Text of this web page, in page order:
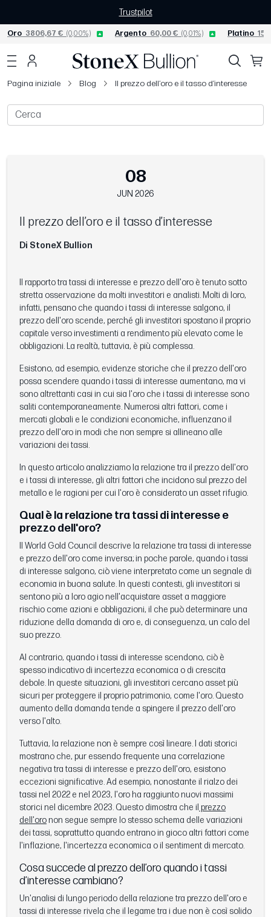
Trustpilot
Oro 3806,67 € (0,00%) Argento 60,00 € (0,01%) Platino
Pagina iniziale Blog Il prezzo dell’oro e il tasso d’interesse
08
JUN 2026
Il prezzo dell’oro e il tasso d’interesse
Di StoneX Bullion
Il rapporto tra tassi di interesse e prezzo dell'oro è tenuto sotto
stretta osservazione da molti investitori e analisti. Molti di loro,
infatti, pensano che quando i tassi di interesse salgono, il
prezzo dell'oro scende, perché gli investitori spostano il proprio
capitale verso investimenti a rendimento più elevato come le
obbligazioni. La realtà, tuttavia, è più complessa.
Esistono, ad esempio, evidenze storiche che il prezzo dell'oro
possa scendere quando i tassi di interesse aumentano, ma vi
sono altrettanti casi in cui sia l'oro che i tassi di interesse sono
saliti contemporaneamente. Numerosi altri fattori, come i
mercati globali e le condizioni economiche, influenzano il
prezzo dell'oro in modi che non sempre si allineano alle
variazioni dei tassi.
In questo articolo analizziamo la relazione tra il prezzo dell'oro
e i tassi di interesse, gli altri fattori che incidono sul prezzo del
metallo e le ragioni per cui l'oro è considerato un asset rifugio.
Qual è la relazione tra tassi di interesse e
prezzo dell'oro?
Il World Gold Council descrive la relazione tra tassi di interesse
e prezzo dell'oro come inversa; in poche parole, quando i tassi
di interesse salgono, ciò viene interpretato come un segnale di
economia in buona salute. In questi contesti, gli investitori si
sentono più a loro agio nell'acquistare asset a maggiore
rischio come azioni e obbligazioni, il che può determinare una
riduzione della domanda di oro e, di conseguenza, un calo del
suo prezzo.
Al contrario, quando i tassi di interesse scendono, ciò è
spesso indicativo di incertezza economica o di crescita
debole. In queste situazioni, gli investitori cercano asset più
sicuri per proteggere il proprio patrimonio, come l'oro. Questo
aumento della domanda tende a spingere il prezzo dell'oro
verso l'alto.
Tuttavia, la relazione non è sempre così lineare. I dati storici
mostrano che, pur essendo frequente una correlazione
negativa tra tassi di interesse e prezzo dell'oro, esistono
eccezioni significative. Ad esempio, nonostante il rialzo dei
tassi nel 2022 e nel 2023, l'oro ha raggiunto nuovi massimi
storici nel dicembre 2023. Questo dimostra che il prezzo
dell'oronon segue sempre lo stesso schema delle variazioni
dei tassi, soprattutto quando entrano in gioco altri fattori come
l'inflazione, l'incertezza economica o il sentiment di mercato.
Cosa succede al prezzo dell’oro quando i tassi
d’interesse cambiano?
Un'analisi di lungo periodo della relazione tra prezzo dell'oro e
tassi di interesse rivela che il legame tra i due non è così solido